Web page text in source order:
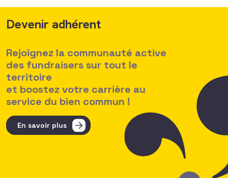
Devenir adhérent
Rejoignez la communauté active
des fundraisers sur tout le
territoire
et boostez votre carrière au
service du bien commun !
En savoir plus